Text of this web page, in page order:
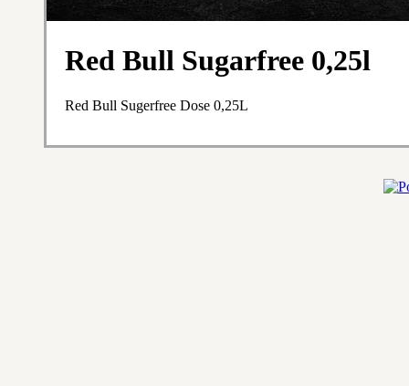
Red Bull Sugarfree 0,25l
Red Bull Sugerfree Dose 0,25L